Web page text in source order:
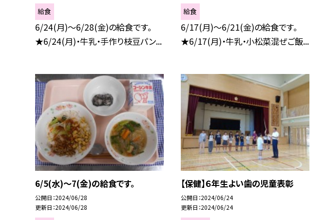
給食
6/24(月)～6/28(金)の給食です。
★6/24(月)・牛乳・手作り枝豆パン...
給食
6/17(月)～6/21(金)の給食です。
★6/17(月)・牛乳・小松菜混ぜご飯...
6/5(水)～7(金)の給食です。
公開日 2024/06/28
更新日 2024/06/28
【保健】６年生よい歯の児童表彰
公開日 2024/06/24
更新日 2024/06/24